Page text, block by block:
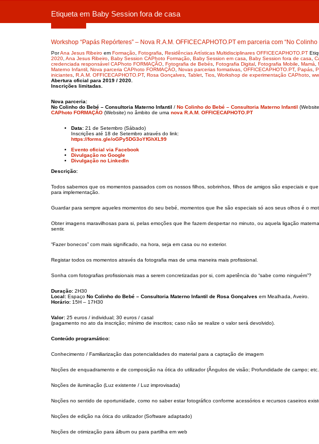
Etiqueta em Baby Session fora de casa
Workshop “Papás Repórteres” – Nova R.A.M. OFFICECAPHOTO.PT em parceria com “No
PorAna Jesus Ribeiro em Formação Fotografia Residências Artísticas Multidisciplinares OFFICECAPHOTO.PT
2020 Ana Jesus Ribeiro Baby Session CAPhoto Formação Baby Session em casa Baby Session fora de casa
credenciada responsável CAPhoto FORMAÇÃO Fotografia de Bebés Fotografia Digital Fotografia Mobile Mamá
Materno Infantil Nova parceria CAPhoto FORMAÇÃO Novas parcerias formativas OFFICECAPHOTO.PT, Papás
iniciantes R.A.M. OFFICECAPHOTO.PT, Rosa Gonçalves Tablet Tios Workshop de experimentação CAPhoto
Abertura oficial para 2019 / 2020.
Inscrições limitadas.
Nova parceria:
No Colinho do Bebé – Consultoria Materno Infantil / No Colinho do Bebé – Consultoria Materno Infantil
CAPhoto FORMAÇÃO (Website) no âmbito de uma nova R.A.M. OFFICECAPHOTO.PT
Data: 21 de Setembro (Sábado)
Inscrições até 18 de Setembro através do link:
https://forms.gle/oGPy5DG3oYfGhXL99
Evento oficial via Facebook
Divulgação no Google
Divulgação no LinkedIn
Descrição:
Todos sabemos que os momentos passados com os nossos filhos, sobrinhos, filhos de amigos são especiais e
para implementação.
Guardar para sempre aqueles momentos do seu bebé, momentos que lhe são especiais só aos seus olhos é o
Obter imagens maravilhosas para si, pelas emoções que lhe fazem despertar no minuto, ou aquela ligação
sentir.
“Fazer bonecos” com mais significado, na hora, seja em casa ou no exterior.
Registar todos os momentos através da fotografia mas de uma maneira mais profissional.
Sonha com fotografias profissionais mas a serem concretizadas por si, com apetência do “sabe como ninguém”?
Duração: 2H30
Local: Espaço No Colinho do Bebé – Consultoria Materno Infantil de Rosa Gonçalves em Mealhada, Aveiro.
Horário: 15H – 17H30
Valor: 25 euros / individual; 30 euros / casal
(pagamento no ato da inscrição; mínimo de inscritos; caso não se realize o valor será devolvido).
Conteúdo programático:
Conhecimento / Familiarização das potencialidades do material para a captação de imagem
Noções de enquadramento e de composição na ótica do utilizador (Ângulos de visão; Profundidade de campo;
Noções de iluminação (Luz existente / Luz improvisada)
Noções no sentido de oportunidade, como no saber estar fotográfico conforme acessórios e recursos caseiros
Noções de edição na ótica do utilizador (Software adaptado)
Noções de otimização para álbum ou para partilha em web